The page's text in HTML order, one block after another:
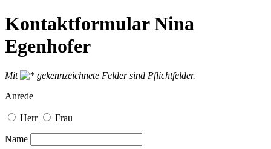
Kontaktformular Nina
Egenhofer
Mit
gekennzeichnete Felder sind Pflichtfelder.
Anrede
Herr| Frau
Name